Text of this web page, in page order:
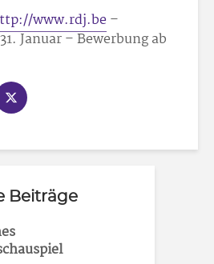
www.rdj.be–
Januar – Bewerbung ab
Beiträge